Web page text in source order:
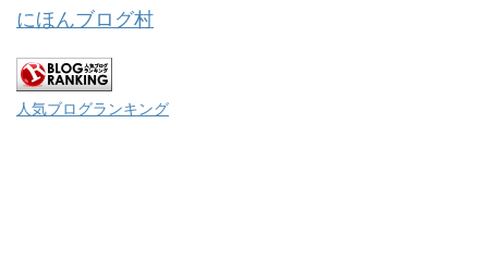
にほんブログ村
人気ブログランキング